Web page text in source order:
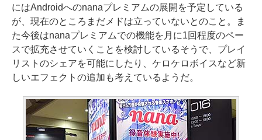
にはAndroidへのnanaプレミアムの展開を予定している
が、現在のところまだメドは立っていないとのこと。ま
た今後はnanaプレミアムでの機能を月に1回程度のペー
スで拡充させていくことを検討しているそうで、プレイ
リストのシェアを可能にしたり、ケロケロボイスなど新
しいエフェクトの追加も考えているようだ。